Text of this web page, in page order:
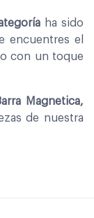
ha sido
encuentres el
con un toque
Magnetica,
de nuestra